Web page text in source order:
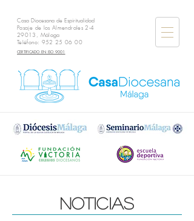
Casa Diocesana de Espiritualidad
Pasaje de los Almendrales 2-4
29013, Málaga
Teléfono: 952 25 06 00
CERTIFICADO EN ISO 9001
noticias